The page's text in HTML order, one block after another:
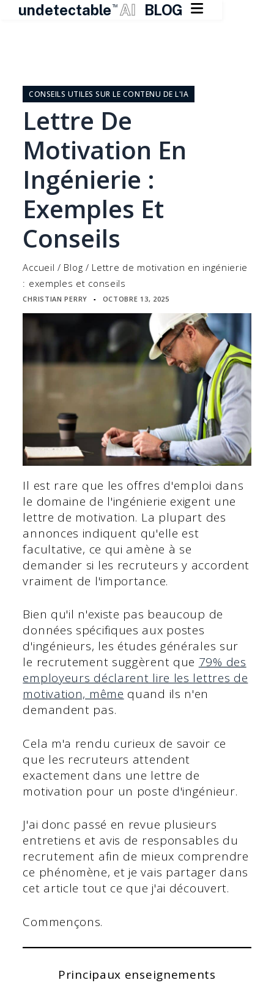
undetectable TM AI BLOG 
contentCONSEILS UTILES SUR LE CONTENU DE L'IA
Lettre De
Motivation En
Ingénierie :
Exemples Et
Conseils
Accueil / Blog / Lettre de motivation en ingénierie
: exemples et conseils
CHRISTIAN PERRY ▪ OCTOBRE 13, 2025
Il est rare que les offres d'emploi dans
le domaine de l'ingénierie exigent une
lettre de motivation. La plupart des
annonces indiquent qu'elle est
facultative, ce qui amène à se
demander si les recruteurs y accordent
vraiment de l'importance.
Bien qu'il n'existe pas beaucoup de
données spécifiques aux postes
d'ingénieurs, les études générales sur
le recrutement suggèrent que 79% des
employeurs déclarent lire les lettres de
motivation, même quand ils n'en
demandent pas.
Cela m'a rendu curieux de savoir ce
que les recruteurs attendent
exactement dans une lettre de
motivation pour un poste d'ingénieur.
J'ai donc passé en revue plusieurs
entretiens et avis de responsables du
recrutement afin de mieux comprendre
ce phénomène, et je vais partager dans
cet article tout ce que j'ai découvert.
Commençons.
Principaux enseignements